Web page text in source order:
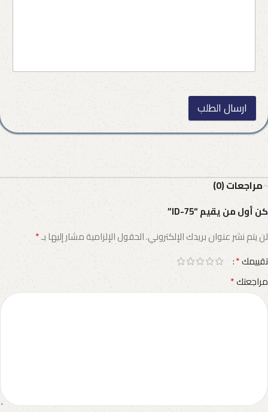
ارسال الطلب
مراجعات (0)
كن أول من يقيم “ID-75”
لن يتم نشر عنوان بريدك الإلكتروني.الحقول الإلزامية مشار إليها بـ*
تقييمك*
مراجعتك*